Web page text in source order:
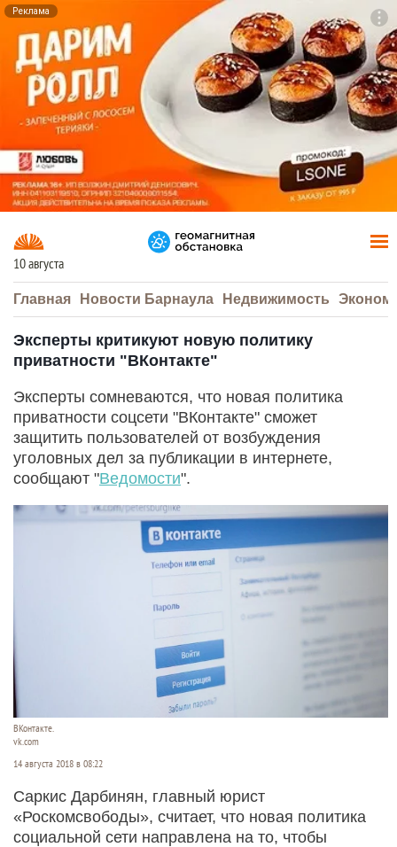
Реклама
10 августа
Главная Новости Барнаула Недвижимость
Эксперты критикуют новую политику
приватности "ВКонтакте"
Эксперты сомневаются, что новая политика
приватности соцсети "ВКонтакте" сможет
защитить пользователей от возбуждения
уголовных дел за публикации в интернете,
сообщают "Ведомости".
ВКонтакте.
vk.com
14 августа 2018 в 08:22
Саркис Дарбинян, главный юрист
«Роскомсвободы», считает, что новая политика
социальной сети направлена на то, чтобы